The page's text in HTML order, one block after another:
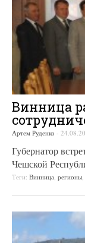
Винница
Артем Руденко -
Губернатор
Чешской
Теги: Винница, регионы,